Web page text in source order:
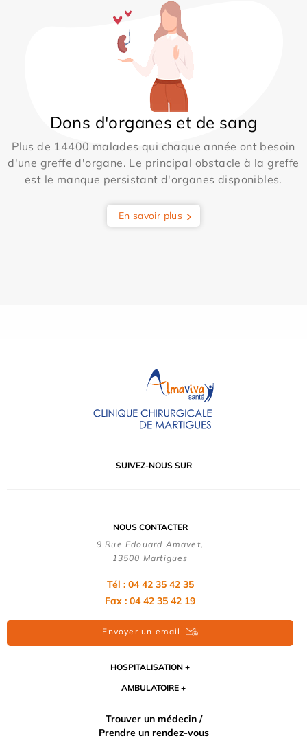
Dons d'organes et de sang
Plus de 14400 malades qui chaque année ont besoin
d'une greffe d'organe. Le principal obstacle à la greffe
est le manque persistant d'organes disponibles.
En savoir plus
SUIVEZ-NOUS SUR
NOUS CONTACTER
9 Rue Edouard Amavet,
13500 Martigues
Tél : 04 42 35 42 35
Fax : 04 42 35 42 19
Envoyer un email
HOSPITALISATION
AMBULATOIRE
Trouver un médecin /
Prendre un rendez-vous